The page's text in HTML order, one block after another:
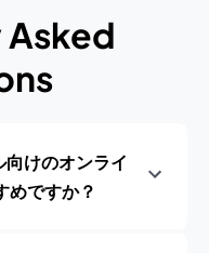
けのオンライ
めですか？